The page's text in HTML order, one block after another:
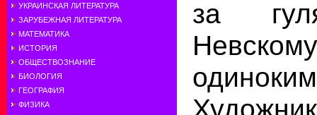
УКРАИНСКАЯ ЛИТЕРАТУРА
ЗАРУБЕЖНАЯ ЛИТЕРАТУРА
МАТЕМАТИКА
ИСТОРИЯ
ОБЩЕСТВОЗНАНИЕ
БИОЛОГИЯ
ГЕОГРАФИЯ
ФИЗИКА
за